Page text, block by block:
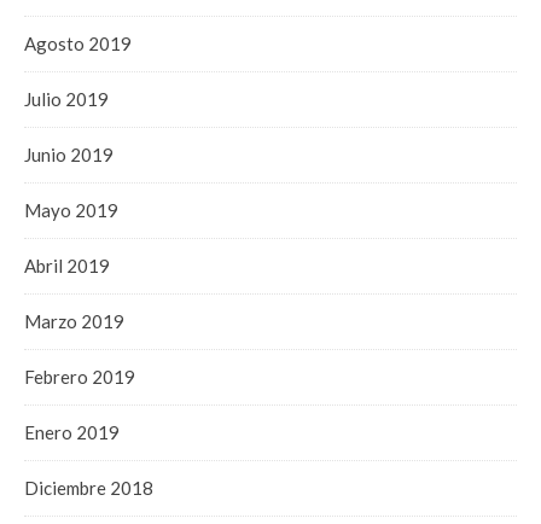
Agosto 2019
Julio 2019
Junio 2019
Mayo 2019
Abril 2019
Marzo 2019
Febrero 2019
Enero 2019
Diciembre 2018